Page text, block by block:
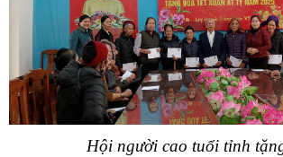
Hội người cao tuổi tỉnh